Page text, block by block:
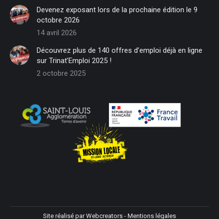
in
new
window
new
window
in
new
window
in
new
window
in
new
window
in
Devenez exposant lors de la prochaine édition le 9
octobre 2026
14 avril 2026
Découvrez plus de 140 offres d’emploi déjà en ligne
sur Trinat’Emploi 2025 !
2 octobre 2025
Site réalisé parWebcreators - Mentions légales